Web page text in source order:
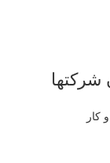
شرکتها
کار